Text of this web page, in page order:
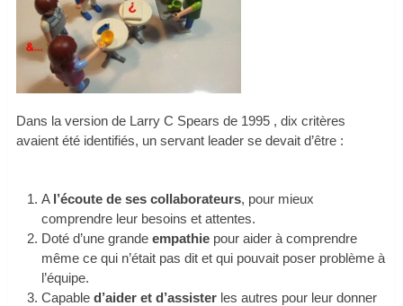
Dans la version de Larry C Spears de 1995 , dix critères
avaient été identifiés, un servant leader se devait d’être :
A l’écoute de ses collaborateurs, pour mieux
comprendre leur besoins et attentes.
Doté d’une grandeempathie pour aider à comprendre
même ce qui n’était pas dit et qui pouvait poser problème à
l’équipe.
Capabled’aider et d’assister les autres pour leur donner